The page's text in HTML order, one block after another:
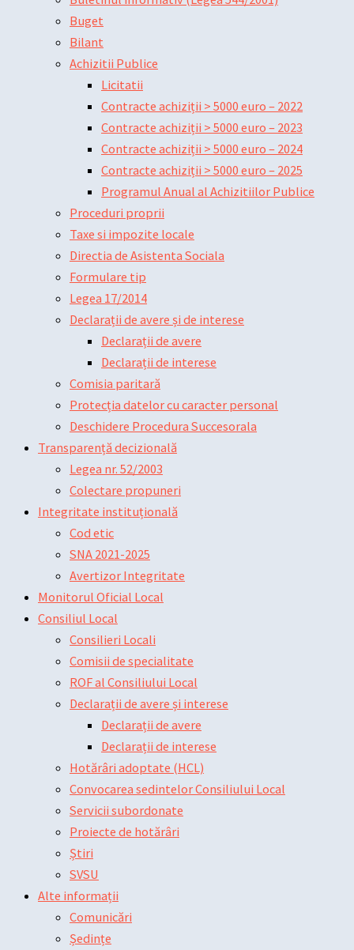
Buget
Bilant
Achizitii Publice
Licitatii
Contracte achiziții > 5000 euro – 2022
Contracte achiziții > 5000 euro – 2023
Contracte achiziții > 5000 euro – 2024
Contracte achiziții > 5000 euro – 2025
Programul Anual al Achizitiilor Publice
Proceduri proprii
Taxe si impozite locale
Directia de Asistenta Sociala
Formulare tip
Legea 17/2014
Declarații de avere și de interese
Declarații de avere
Declarații de interese
Comisia paritară
Protecția datelor cu caracter personal
Deschidere Procedura Succesorala
Transparență decizională
Legea nr. 52/2003
Colectare propuneri
Integritate instituțională
Cod etic
SNA 2021-2025
Avertizor Integritate
Monitorul Oficial Local
Consiliul Local
Consilieri Locali
Comisii de specialitate
ROF al Consiliului Local
Declarații de avere și interese
Declarații de avere
Declarații de interese
Hotărâri adoptate (HCL)
Convocarea sedintelor Consiliului Local
Servicii subordonate
Proiecte de hotărâri
Știri
SVSU
Alte informații
Comunicări
Ședințe